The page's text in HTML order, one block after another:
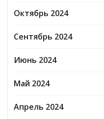
Октябрь 2024
Сентябрь 2024
Июнь 2024
Май 2024
Апрель 2024